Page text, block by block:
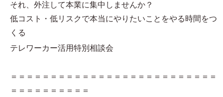
それ、外注して本業に集中しませんか？
低コスト・低リスクで本当にやりたいことをやる時間をつ
くる
テレワーカー活用特別相談会
＝＝＝＝＝＝＝＝＝＝＝＝＝＝＝＝＝＝＝＝＝＝＝＝＝＝
＝＝＝＝＝＝＝＝＝＝